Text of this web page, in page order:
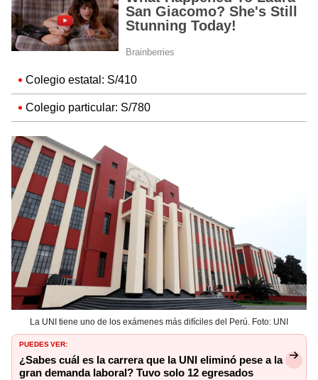
Colegio estatal: S/410
Colegio particular: S/780
La UNI tiene uno de los exámenes más difíciles del Perú. Foto: UNI
PUEDES VER:
¿Sabes cuál es la carrera que la UNI eliminó pese a la
gran demanda laboral? Tuvo solo 12 egresados